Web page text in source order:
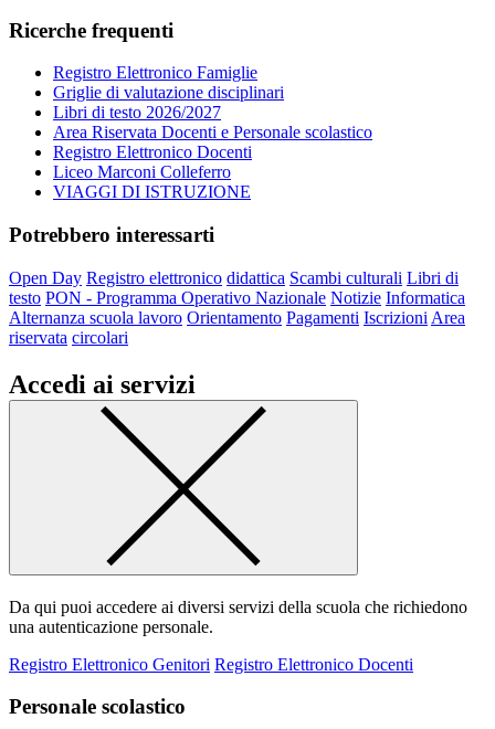
Ricerche frequenti
Registro Elettronico Famiglie
Griglie di valutazione disciplinari
Libri di testo 2026/2027
Area Riservata Docenti e Personale scolastico
Registro Elettronico Docenti
Liceo Marconi Colleferro
VIAGGI DI ISTRUZIONE
Potrebbero interessarti
Open Day Registro elettronico didattica Scambi culturali Libri di
testo PON - Programma Operativo Nazionale Notizie Informatica
Alternanza scuola lavoro Orientamento Pagamenti Iscrizioni Area
riservata circolari
Accedi ai servizi
Da qui puoi accedere ai diversi servizi della scuola che richiedono
una autenticazione personale.
Registro Elettronico Genitori Registro Elettronico Docenti
Personale scolastico